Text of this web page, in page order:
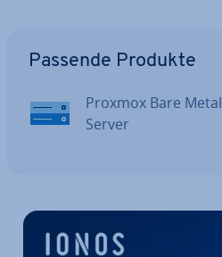
Passende Produkte
Proxmox Bare Metal
Server